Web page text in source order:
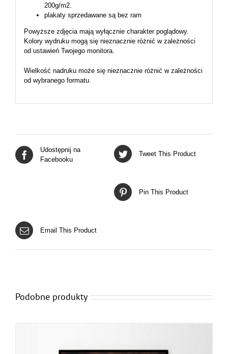
200g/m2.
plakaty sprzedawane są bez ram
Powyższe zdjęcia mają wyłącznie charakter poglądowy.
Kolory wydruku mogą się nieznacznie różnić w zależności
od ustawień Twojego monitora.
Wielkość nadruku może się nieznacznie różnić w zależności
od wybranego formatu.
Udostępnij na
Facebooku
Tweet This Product
Pin This Product
Email This Product
Podobne produkty